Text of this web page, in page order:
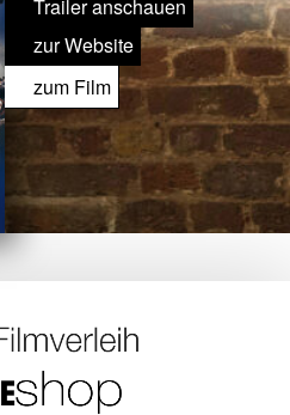
Trailer anschauen
zur Website
zum Film